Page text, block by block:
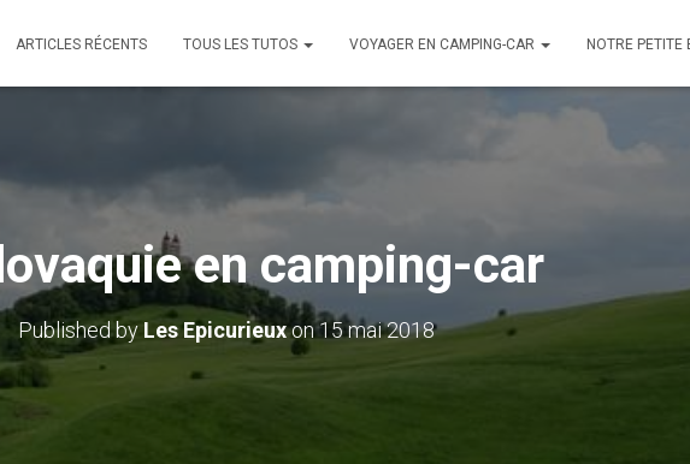
ARTICLES RÉCENTS TOUS LES TUTOS VOYAGER EN CAMPING-CAR NOTRE PETITE
en camping-car
Published by Les Epicurieuxon15 mai 2018